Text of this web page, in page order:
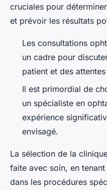
cruciales pour
et prévoir les résultats
Les consultations
un cadre pour
patient et des
Il est primordial de
un spécialiste en
expérience
envisagé.
La sélection de la
faite avec soin, en
dans les procédures